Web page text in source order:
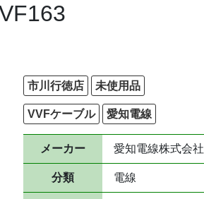
市川行徳店 未使用品
VVFケーブル 愛知電線
メーカー 愛知電線株式会社
分類 電線